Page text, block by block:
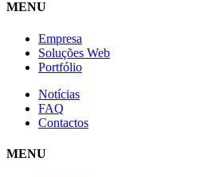
MENU
Empresa
Soluções Web
Portfólio
Notícias
FAQ
Contactos
MENU